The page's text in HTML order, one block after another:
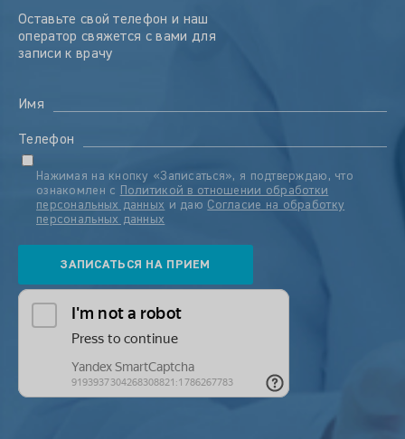
Оставьте свой телефон и наш
оператор свяжется с вами для
записи к врачу
Имя
Телефон
Нажимая на кнопку «Записаться», я подтверждаю, что
ознакомлен с Политикой в отношении обработки
персональных данных и даю Согласие на обработку
персональных данных